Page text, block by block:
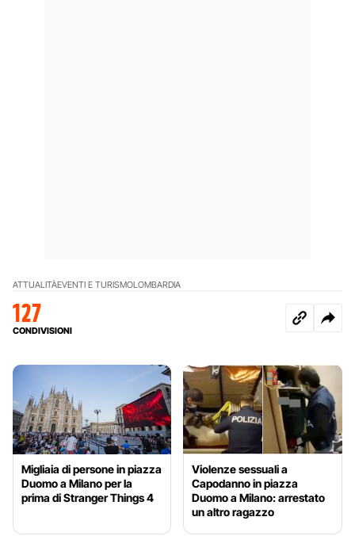
ATTUALITÀEVENTI E TURISMOLOMBARDIA
127
CONDIVISIONI
Migliaia di persone in piazza
Duomo a Milano per la
prima di Stranger Things 4
Violenze sessuali a
Capodanno in piazza
Duomo a Milano: arrestato
un altro ragazzo